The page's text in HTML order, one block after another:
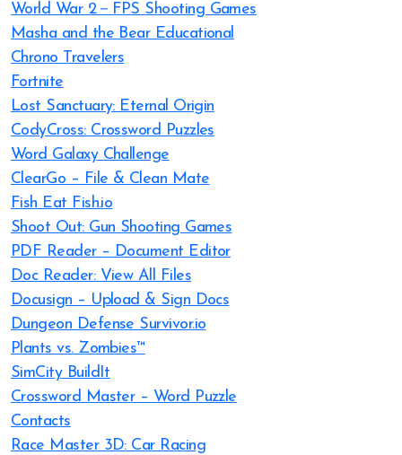
World War 2－FPS Shooting Games
Masha and the Bear Educational
Chrono Travelers
Fortnite
Lost Sanctuary: Eternal Origin
CodyCross: Crossword Puzzles
Word Galaxy Challenge
ClearGo – File & Clean Mate
Fish Eat Fish.io
Shoot Out: Gun Shooting Games
PDF Reader – Document Editor
Doc Reader: View All Files
Docusign – Upload & Sign Docs
Dungeon Defense Survivor.io
Plants vs. Zombies™
SimCity BuildIt
Crossword Master – Word Puzzle
Contacts
Race Master 3D: Car Racing